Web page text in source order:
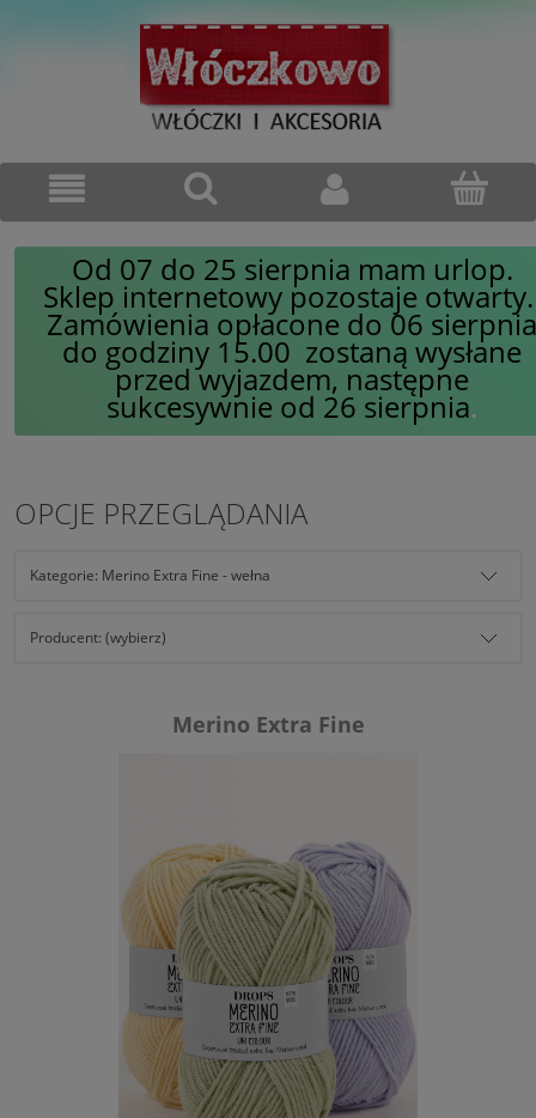
Od 07 do 25 sierpnia mam urlop.
Sklep internetowy pozostaje
Zamówienia opłacone do 06 sierpnia
do godziny 15.00 zostaną wysłane
przed wyjazdem, następne
sukcesywnie od 26 sierpnia.
OPCJE PRZEGLĄDANIA
Kategorie: Merino Extra Fine - wełna
Producent: (wybierz)
Merino Extra Fine